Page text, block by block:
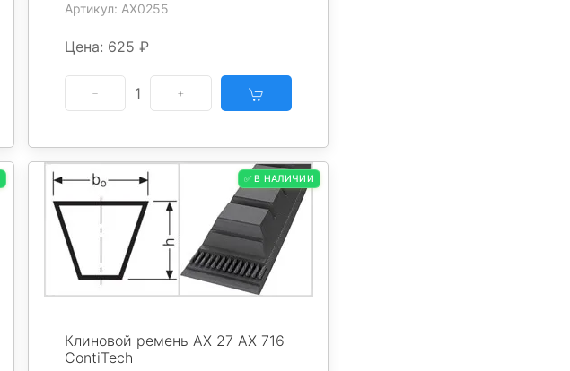
Артикул: AX0255
Цена: 625 ₽
1
✅ В НАЛИЧИИ
Клиновой ремень AX 27 AX 716
ContiTech